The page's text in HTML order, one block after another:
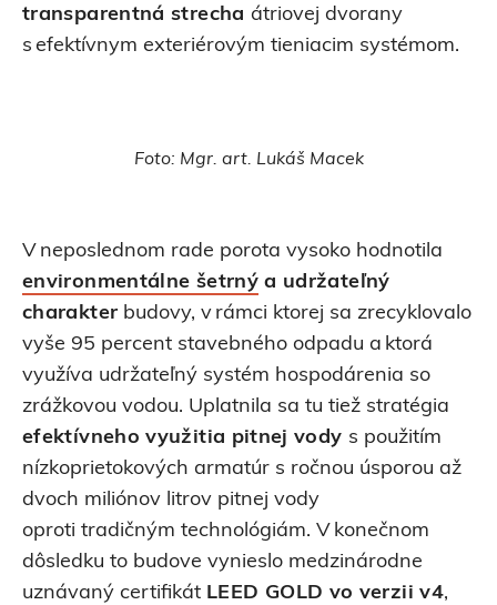
transparentná strecha átriovej dvorany
s efektívnym exteriérovým tieniacim systémom.
Foto: Mgr. art. Lukáš Macek
V neposlednom rade porota vysoko hodnotila
environmentálne šetrnýa udržateľný
charakter budovy, v rámci ktorej sa zrecyklovalo
vyše 95 percent stavebného odpadu a ktorá
využíva udržateľný systém hospodárenia so
zrážkovou vodou. Uplatnila sa tu tiež stratégia
efektívneho využitia pitnej vody s použitím
nízkoprietokových armatúr s ročnou úsporou až
dvoch miliónov litrov pitnej vody
oproti tradičným technológiám. V konečnom
dôsledku to budove vynieslo medzinárodne
uznávaný certifikát LEED GOLD vo verzii v4,